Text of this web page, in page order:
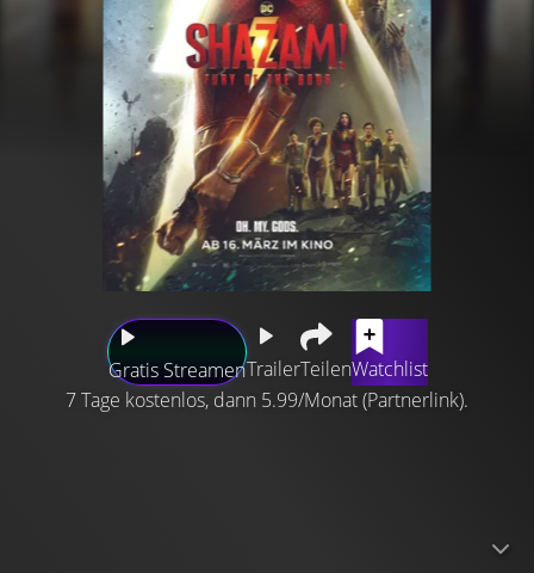
Gratis StreamenTrailerTeilenWatchlist
7 Tage kostenlos, dann 5.99/Monat (Partnerlink).
erwachsenen Alter-Ego. Doch nicht nur er hat